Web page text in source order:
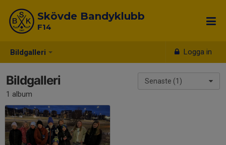
Bildgalleri Logga in
Skövde Bandyklubb
F14
Senaste (1)
Bildgalleri
1 album